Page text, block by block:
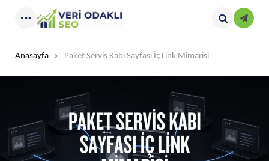
Kayıt
Anasayfa Paket Servis Kabı Sayfası İç Link Mimarisi